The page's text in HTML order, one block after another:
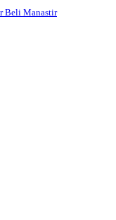
Beli Manastir